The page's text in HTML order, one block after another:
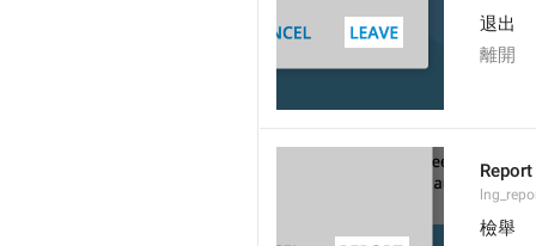
退出
離開
Report
檢舉